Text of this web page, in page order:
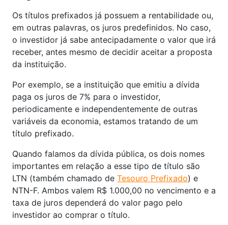
Os títulos prefixados já possuem a rentabilidade ou,
em outras palavras, os juros predefinidos. No caso,
o investidor já sabe antecipadamente o valor que irá
receber, antes mesmo de decidir aceitar a proposta
da instituição.
Por exemplo, se a instituição que emitiu a dívida
paga os juros de 7% para o investidor,
periodicamente e independentemente de outras
variáveis da economia, estamos tratando de um
título prefixado.
Quando falamos da dívida pública, os dois nomes
importantes em relação a esse tipo de título são
LTN (também chamado de Tesouro Prefixado) e
NTN-F. Ambos valem R$ 1.000,00 no vencimento e a
taxa de juros dependerá do valor pago pelo
investidor ao comprar o título.